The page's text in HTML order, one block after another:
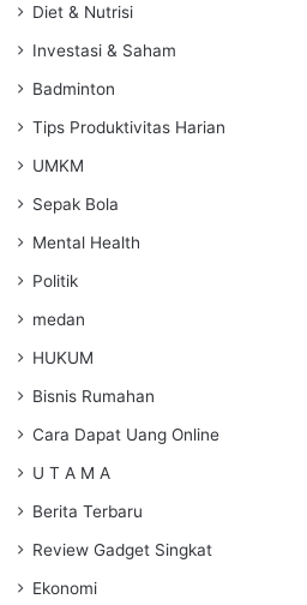
Diet & Nutrisi
Investasi & Saham
Badminton
Tips Produktivitas Harian
UMKM
Sepak Bola
Mental Health
Politik
medan
HUKUM
Bisnis Rumahan
Cara Dapat Uang Online
U T A M A
Berita Terbaru
Review Gadget Singkat
Ekonomi